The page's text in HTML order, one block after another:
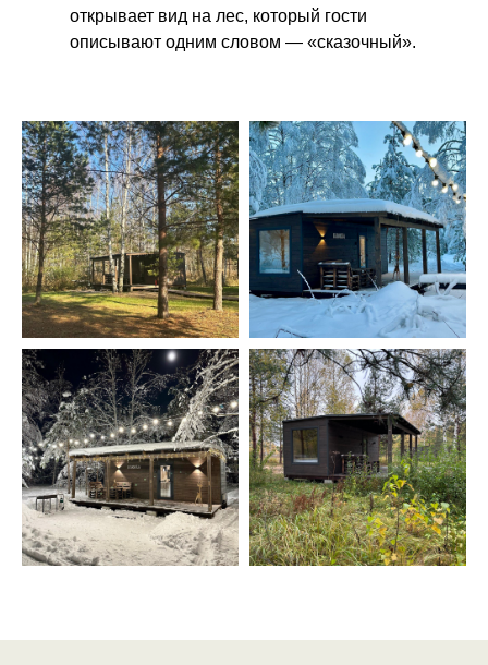
открывает вид на лес, который гости
описывают одним словом — «сказочный».